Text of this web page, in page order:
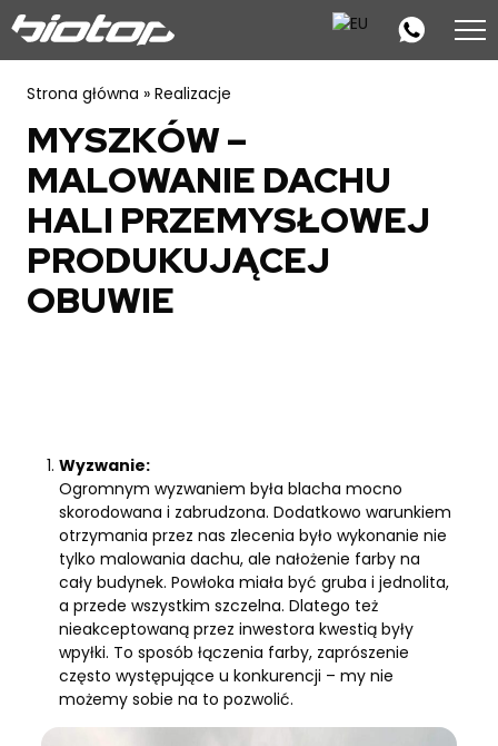
Strona główna » Realizacje
MYSZKÓW –
MALOWANIE DACHU
HALI PRZEMYSŁOWEJ
PRODUKUJĄCEJ
OBUWIE
Wyzwanie:
Ogromnym wyzwaniem była blacha mocno
skorodowana i zabrudzona. Dodatkowo warunkiem
otrzymania przez nas zlecenia było wykonanie nie
tylko malowania dachu, ale nałożenie farby na
cały budynek. Powłoka miała być gruba i jednolita,
a przede wszystkim szczelna. Dlatego też
nieakceptowaną przez inwestora kwestią były
wpyłki. To sposób łączenia farby, zaprószenie
często występujące u konkurencji – my nie
możemy sobie na to pozwolić.